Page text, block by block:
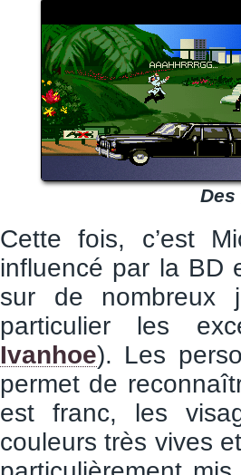
Cette fois, c’est
influencé par la BD
sur de nombreux
particulier les
Ivanhoe). Les
permet de
est franc, les
couleurs très vives